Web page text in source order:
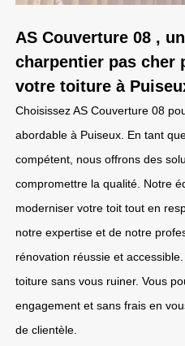
AS Couverture 08 ,
charpentier pas cher
votre toiture à
Choisissez AS Couverture 08
abordable à Puiseux. En tant
compétent, nous offrons des
compromettre la qualité. Notre
moderniser votre toit tout en
notre expertise et de notre
rénovation réussie et
toiture sans vous ruiner. Vous
engagement et sans frais en
de clientèle.